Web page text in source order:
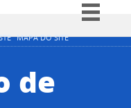
MAPA DO SITE
Simplifique!
Participe
de